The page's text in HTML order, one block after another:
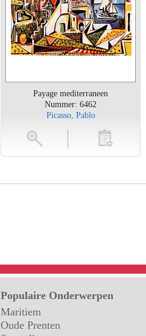
Payage mediterraneen
Nummer: 6462
Picasso, Pablo
toevoegen vergroten
Populaire Onderwerpen
Maritiem
Oude Prenten